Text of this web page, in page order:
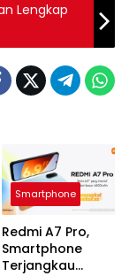
Lengkap
Smartphone
Redmi A7 Pro,
Smartphone
Terjangkau